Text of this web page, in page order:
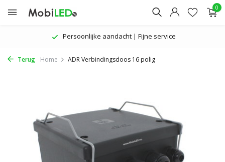
0
Persoonlijke aandacht | Fijne service
Terug Home ADR Verbindingsdoos 16 polig